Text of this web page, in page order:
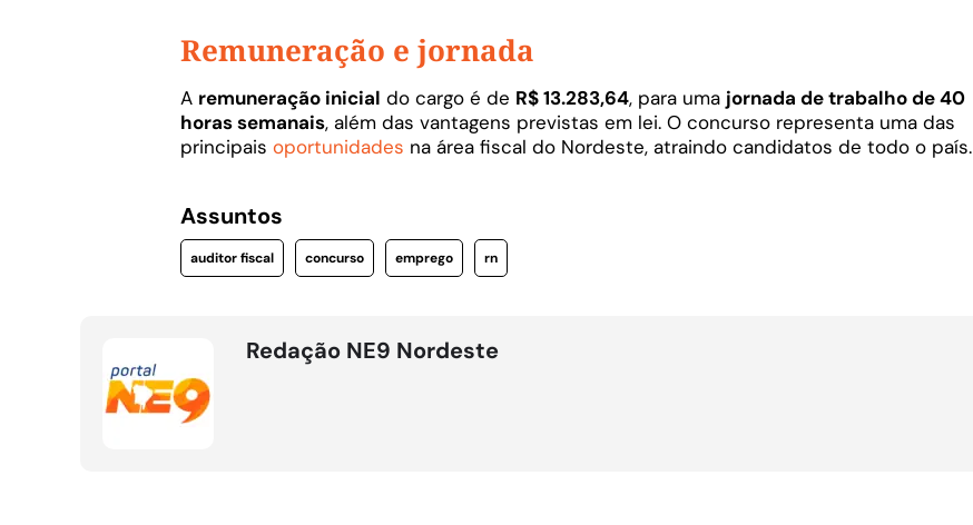
Remuneração e jornada
A remuneração inicial do cargo é de R$ 13.283,64, para uma jornada de trabalho de 40
horas semanais, além das vantagens previstas em lei. O concurso representa uma das
principais oportunidades na área fiscal do Nordeste, atraindo candidatos de todo o país.
Assuntos
auditor fiscal concurso emprego rn
Redação NE9 Nordeste